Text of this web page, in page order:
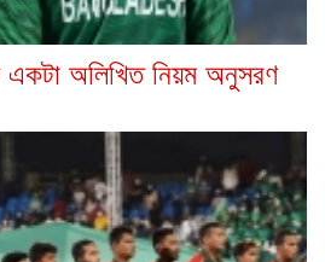
একটা অলিখিত নিয়ম অনুসরণ